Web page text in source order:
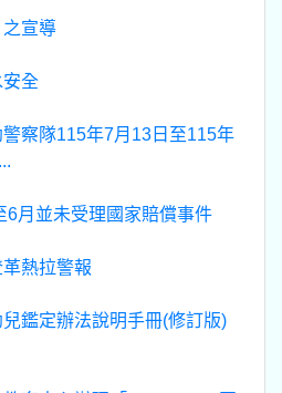
之宣導
全
察隊115年7月13日至115年
6月並未受理國家賠償事件
熱拉警報
鑑定辦法說明手冊(修訂版)